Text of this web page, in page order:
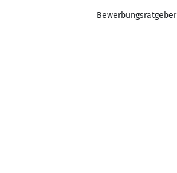
Bewerbungsratgeber